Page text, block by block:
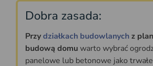
Dobra zasada:
Przydziałkach budowlanychz
budową domuwarto wybrać
panelowe lub betonowe jako